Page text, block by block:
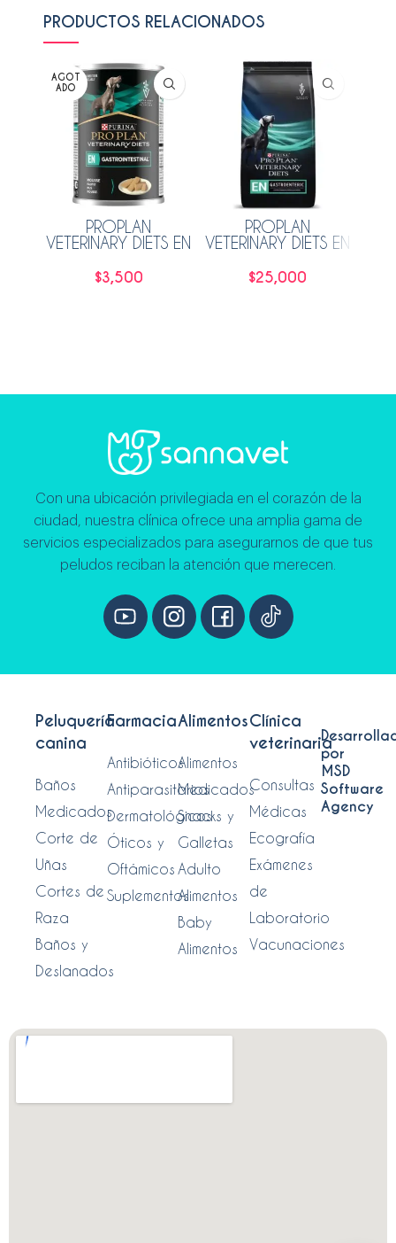
PRODUCTOS RELACIONADOS
AGOT
ADO
PROPLAN
VETERINARY DIETS EN
PERRO 380GR
$3,500
PROPLAN
VETERINARY DIETS EN
PERRO 2KG
$25,000
Con una ubicación privilegiada en el corazón de la
ciudad, nuestra clínica ofrece una amplia gama de
servicios especializados para asegurarnos de que tus
peludos reciban la atención que merecen.
Peluquería
canina
Baños
Medicados
Corte de
Uñas
Cortes de
Raza
Baños y
Deslanados
Farmacia
Antibióticos
Antiparasitarios
Dermatológicos
Óticos y
Oftámicos
Suplementos
Alimentos
Alimentos
Medicados
Snacks y
Galletas
Adulto
Alimentos
Baby
Alimentos
Clínica
veterinaria
Consultas
Médicas
Ecografía
Exámenes
de
Laboratorio
Vacunaciones
por
MSD
Software
Agency